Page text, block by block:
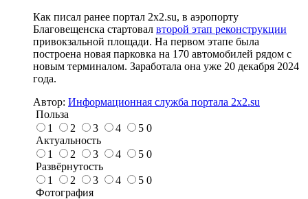
Как писал ранее портал 2х2.su, в аэропорту
Благовещенска стартовал второй этап реконструкции
привокзальной площади. На первом этапе была
построена новая парковка на 170 автомобилей рядом с
новым терминалом. Заработала она уже 20 декабря 2024
года.
Автор: Информационная служба портала 2x2.su
Польза
1
2 3 4 5 0
Актуальность
1
2 3 4 5 0
Развёрнутость
1
2 3 4 5 0
Фотография